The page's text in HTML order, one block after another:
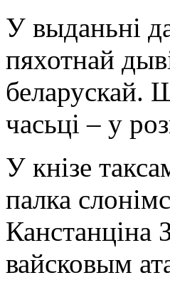
У выданьні
пяхотнай
беларускай.
часьці – у
У кнізе
палка
Канстанціна
вайсковым